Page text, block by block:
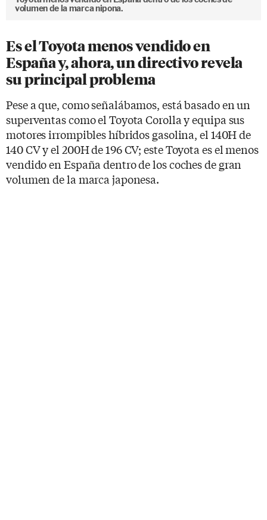
volumen de la marca nipona.
Es el Toyota menos vendido en
España y, ahora, un directivo revela
su principal problema
Pese a que, como señalábamos, está basado en un
superventas como el Toyota Corolla y equipa sus
motores irrompibles híbridos gasolina, el 140H de
140 CV y el 200H de 196 CV; este Toyota es el menos
vendido en España dentro de los coches de gran
volumen de la marca japonesa.